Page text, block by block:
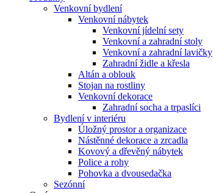
Venkovní bydlení
Venkovní nábytek
Venkovní jídelní sety
Venkovní a zahradní stoly
Venkovní a zahradní lavičky
Zahradní židle a křesla
Altán a oblouk
Stojan na rostliny
Venkovní dekorace
Zahradní socha a trpaslíci
Bydlení v interiéru
Úložný prostor a organizace
Nástěnné dekorace a zrcadla
Kovový a dřevěný nábytek
Police a rohy
Pohovka a dvousedačka
Sezónní